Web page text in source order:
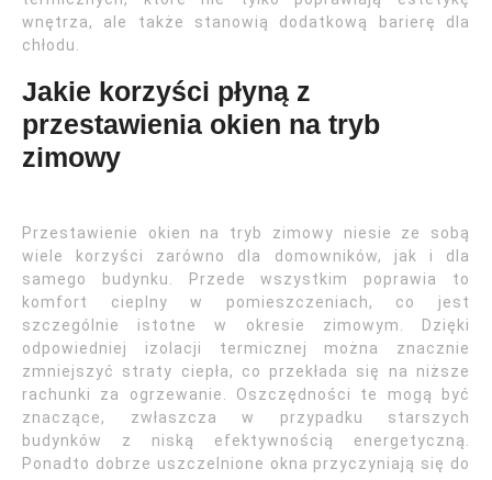
wnętrza, ale także stanowią dodatkową barierę dla
chłodu.
Jakie korzyści płyną z
przestawienia okien na tryb
zimowy
Przestawienie okien na tryb zimowy niesie ze sobą
wiele korzyści zarówno dla domowników, jak i dla
samego budynku. Przede wszystkim poprawia to
komfort cieplny w pomieszczeniach, co jest
szczególnie istotne w okresie zimowym. Dzięki
odpowiedniej izolacji termicznej można znacznie
zmniejszyć straty ciepła, co przekłada się na niższe
rachunki za ogrzewanie. Oszczędności te mogą być
znaczące, zwłaszcza w przypadku starszych
budynków z niską efektywnością energetyczną.
Ponadto dobrze uszczelnione okna przyczyniają się do